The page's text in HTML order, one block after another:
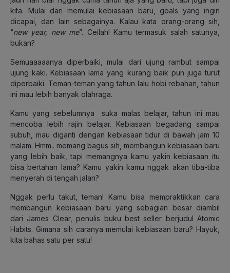
kita. Mulai dari memulai kebiasaan baru, goals yang ingin
dicapai, dan lain sebagainya. Kalau kata orang-orang sih,
“new year, new me”. Ceilah! Kamu termasuk salah satunya,
bukan?
Semuaaaaanya diperbaiki, mulai dari ujung rambut sampai
ujung kaki. Kebiasaan lama yang kurang baik pun juga turut
diperbaiki. Teman-teman yang tahun lalu hobi rebahan, tahun
ini mau lebih banyak olahraga.
Kamu yang sebelumnya suka malas belajar, tahun ini mau
mencoba lebih rajin belajar. Kebiasaan begadang sampai
subuh, mau diganti dengan kebiasaan tidur di bawah jam 10
malam. Hmm.. memang bagus sih, membangun kebiasaan baru
yang lebih baik, tapi memangnya kamu yakin kebiasaan itu
bisa bertahan lama? Kamu yakin kamu nggak akan tiba-tiba
menyerah di tengah jalan?
Nggak perlu takut, teman! Kamu bisa mempraktikkan cara
membangun kebiasaan baru yang sebagian besar diambil
dari James Clear, penulis buku best seller berjudul Atomic
Habits. Gimana sih caranya memulai kebiasaan baru? Hayuk,
kita bahas satu per satu!